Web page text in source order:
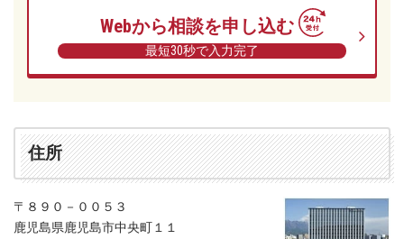
Webから相談を申し込む
最短30秒で入力完了
住所
〒８９０－００５３
鹿児島県鹿児島市中央町１１